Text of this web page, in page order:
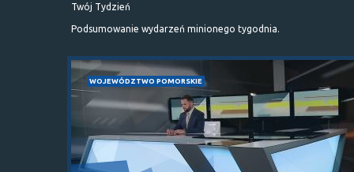
Twój Tydzień
Podsumowanie wydarzeń minionego tygodnia.
WOJEWÓDZTWO POMORSKIE